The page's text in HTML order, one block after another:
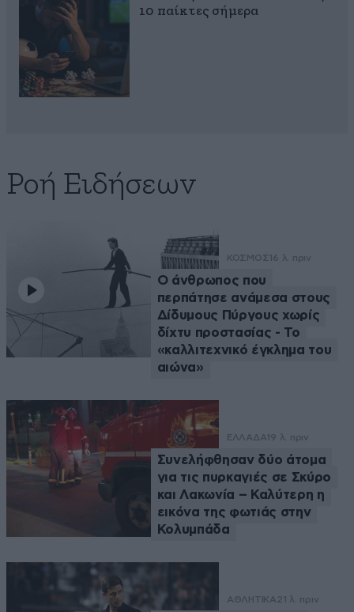
10 παίκτες σήμερα
Ροή Ειδήσεων
ΚΟΣΜΟΣ 16 λ. πριν
Ο άνθρωπος που
περπάτησε ανάμεσα στους
Δίδυμους Πύργους χωρίς
δίχτυ προστασίας - Το
«καλλιτεχνικό έγκλημα του
αιώνα»
ΕΛΛΑΔΑ 19 λ. πριν
Συνελήφθησαν δύο άτομα
για τις πυρκαγιές σε Σκύρο
και Λακωνία – Καλύτερη η
εικόνα της φωτιάς στην
Κολυμπάδα
ΑΘΛΗΤΙΚΑ21 λ. πριν